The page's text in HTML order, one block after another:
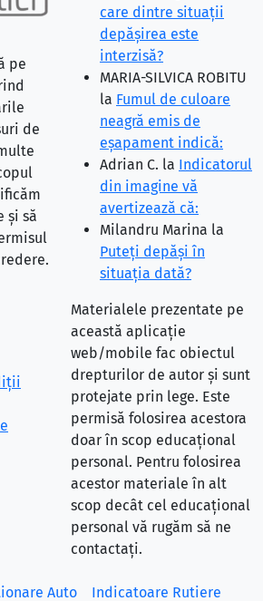
pe
de
și să
care dintre situaţii
depăşirea este
interzisă?
MARIA-SILVICA ROBITU
la Fumul de culoare
neagră emis de
eşapament indică:
Adrian C. la Indicatorul
din imagine vă
avertizează că:
Milandru Marina la
Puteţi depăşi în
situaţia dată?
Materialele prezentate pe
această aplicație
web/mobile fac obiectul
drepturilor de autor și sunt
protejate prin lege. Este
permisă folosirea acestora
doar în scop educațional
personal. Pentru folosirea
acestor materiale în alt
scop decât cel educațional
personal vă rugăm să ne
contactați.
Auto Indicatoare Rutiere